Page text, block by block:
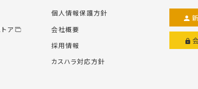
ア
個人情報保護方針
会社概要
採用情報
カスハラ対応方針